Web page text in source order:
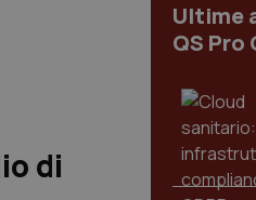
di
Ultime
QS Pro